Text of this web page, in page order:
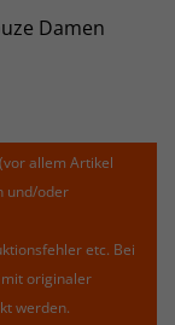
Damen
allem Artikel
und/oder
etc. Bei
mit originaler
werden.